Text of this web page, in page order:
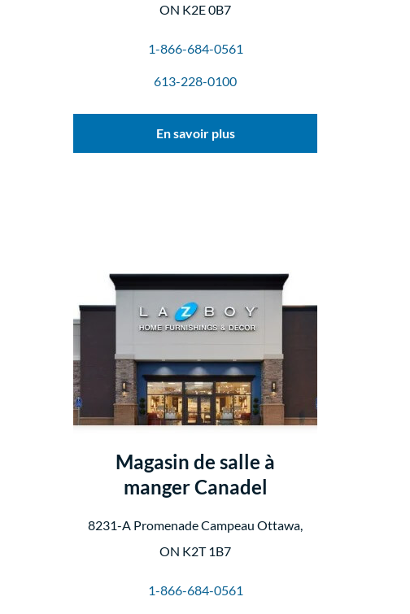
ON K2E 0B7
1-866-684-0561
613-228-0100
En savoir plus
Magasin de salle à
manger Canadel
8231-A Promenade Campeau Ottawa,
ON K2T 1B7
1-866-684-0561